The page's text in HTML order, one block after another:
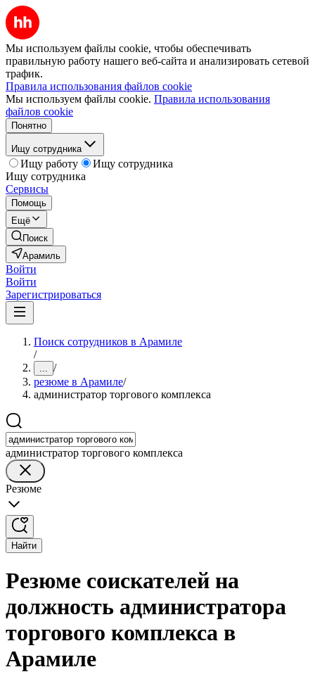
Мы используем файлы cookie, чтобы обеспечивать
правильную работу нашего веб-сайта и анализировать сетевой
трафик.
Правила использования файлов cookie
Мы используем файлы cookie. Правила использования
файлов cookie
Понятно
Ищу сотрудника
Ищу работу
Ищу сотрудника
Ищу сотрудника
Сервисы
Помощь
Ещё
Поиск
Арамиль
Войти
Войти
Зарегистрироваться
Поиск сотрудников в Арамиле
/
... /
резюме в Арамиле/
администратор торгового комплекса
администратор торгового комплекса
Резюме
Найти
Резюме соискателей на
должность администратора
торгового комплекса в
Арамиле